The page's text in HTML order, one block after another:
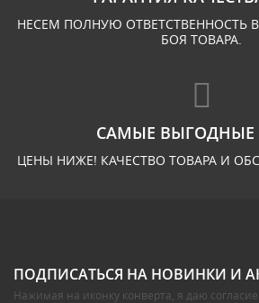
НЕСЕМ ПОЛНУЮ ОТВЕТСТВЕННОСТЬ
БОЯ ТОВАРА.
САМЫЕ
ЦЕНЫ НИЖЕ! КАЧЕСТВО ТОВАРА И
ПОДПИСАТЬСЯ НА НОВИНКИ И
Нажимая на иконку конверта, я даю